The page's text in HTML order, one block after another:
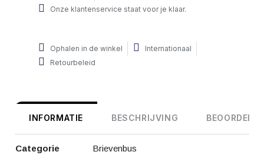
Onze klantenservice staat voor je klaar.
Ophalen in de winkel
Internationaal
Retourbeleid
INFORMATIE BESCHRIJVING
Categorie
Brievenbus